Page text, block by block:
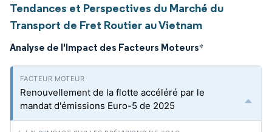
Tendances et Perspectives du Marché du
Transport de Fret Routier au Vietnam
Analyse de l'Impact des Facteurs Moteurs*
Renouvellement de la flotte accéléré par le
mandat d'émissions Euro-5 de 2025